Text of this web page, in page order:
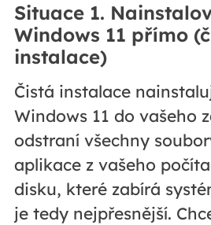
Situace 1.
Windows 11 přímo
instalace)
Čistá instalace
Windows 11 do vašeho
odstraní všechny
aplikace z vašeho
disku, které zabírá
je tedy nejpřesnější.